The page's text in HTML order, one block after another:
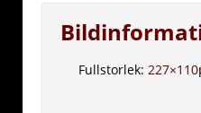
Fullstorlek: 227×110